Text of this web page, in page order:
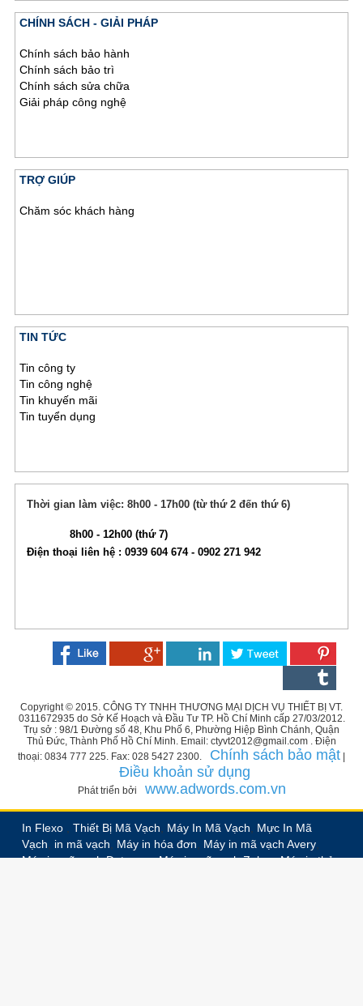
CHÍNH SÁCH - GIẢI PHÁP
Chính sách bảo hành
Chính sách bảo trì
Chính sách sửa chữa
Giải pháp công nghệ
TRỢ GIÚP
Chăm sóc khách hàng
TIN TỨC
Tin công ty
Tin công nghệ
Tin khuyến mãi
Tin tuyển dụng
Thời gian làm việc: 8h00 - 17h00 (từ thứ 2 đến thứ 6)
8h00 - 12h00 (thứ 7)
Điện thoại liên hệ : 0939 604 674 - 0902 271 942
Copyright © 2015. CÔNG TY TNHH THƯƠNG MẠI DỊCH VỤ THIẾT BỊ VT.
0311672935 do Sở Kế Hoạch và Đầu Tư TP. Hồ Chí Minh cấp 27/03/2012.
Trụ sở : 98/1 Đường số 48, Khu Phố 6, Phường Hiệp Bình Chánh, Quận
Thủ Đức, Thành Phố Hồ Chí Minh. Email: ctyvt2012@gmail.com . Điện
thoại: 0834 777 225. Fax: 028 5427 2300.
Chính sách bảo mật |
Điều khoản sử dụng
Phát triển bởi www.adwords.com.vn
In Flexo ,Thiết Bị Mã Vạch Máy In Mã Vạch
Mực In Mã
Vạch
in mã vạch Máy in hóa đơn Máy in mã vạch Avery
Máy in mã vạch Datamax,Máy in mã vạch Zebra,Máy in thẻ